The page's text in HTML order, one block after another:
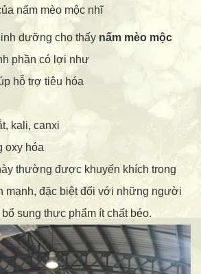
nấm mèo mộc nhĩ
dưỡng cho thấy nấm mèo mộc
phần có lợi như
hỗ trợ tiêu hóa
kali, canxi
oxy hóa
thường được khuyến khích trong
mạnh, đặc biệt đối với những người
sung thực phẩm ít chất béo.